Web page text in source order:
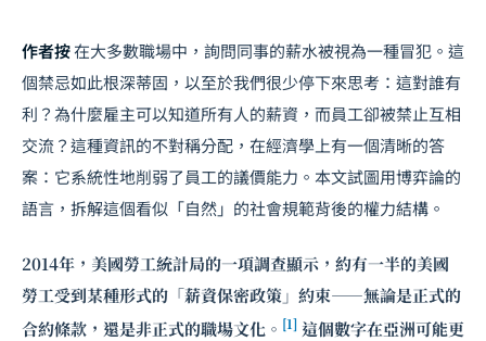
作者按在大多數職場中，詢問同事的薪水被視為一種冒犯。這
個禁忌如此根深蒂固，以至於我們很少停下來思考：這對誰有
利？為什麼雇主可以知道所有人的薪資，而員工卻被禁止互相
交流？這種資訊的不對稱分配，在經濟學上有一個清晰的答
案：它系統性地削弱了員工的議價能力。本文試圖用博弈論的
語言，拆解這個看似「自然」的社會規範背後的權力結構。
2014年，美國勞工統計局的一項調查顯示，約有一半的美國
勞工受到某種形式的「薪資保密政策」約束——無論是正式的
合約條款，還是非正式的職場文化。 [1] 這個數字在亞洲可能更